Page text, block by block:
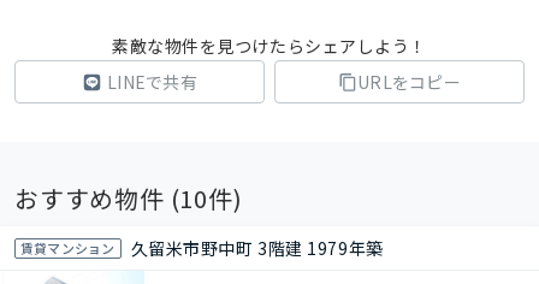
素敵な物件を見つけたらシェアしよう！
LINEで共有
URLをコピー
おすすめ物件 (10件)
賃貸マンション 久留米市野中町 3階建 1979年築